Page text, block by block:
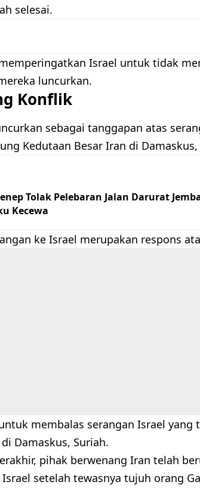
selesai.
Israel untuk tidak
luncurkan.
Konflik
sebagai tanggapan atas
Kedutaan Besar Iran di
Tolak Pelebaran Jalan Darurat
Kecewa
ke Israel merupakan respons
membalas serangan Israel yang
Damaskus, Suriah.
pihak berwenang Iran telah
setelah tewasnya tujuh orang